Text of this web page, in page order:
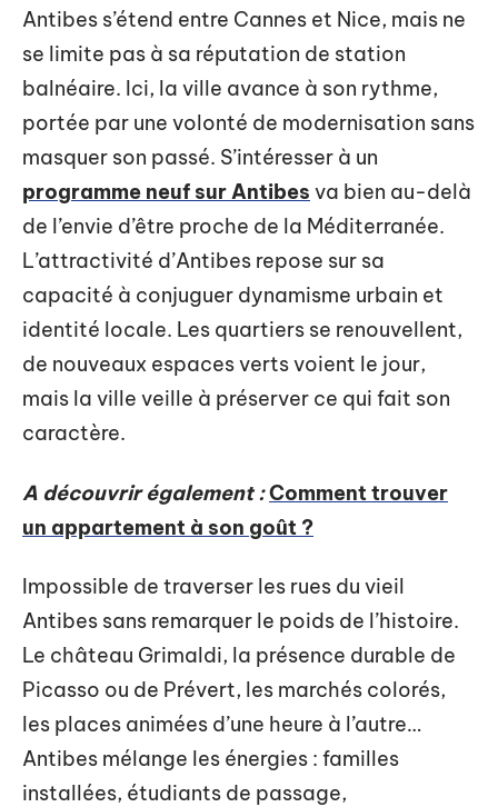
Antibes s’étend entre Cannes et Nice, mais ne
se limite pas à sa réputation de station
balnéaire. Ici, la ville avance à son rythme,
portée par une volonté de modernisation sans
masquer son passé. S’intéresser à un
programme neuf sur Antibes va bien au-delà
de l’envie d’être proche de la Méditerranée.
L’attractivité d’Antibes repose sur sa
capacité à conjuguer dynamisme urbain et
identité locale. Les quartiers se renouvellent,
de nouveaux espaces verts voient le jour,
mais la ville veille à préserver ce qui fait son
caractère.
A découvrir également :Comment trouver
un appartement à son goût ?
Impossible de traverser les rues du vieil
Antibes sans remarquer le poids de l’histoire.
Le château Grimaldi, la présence durable de
Picasso ou de Prévert, les marchés colorés,
les places animées d’une heure à l’autre…
Antibes mélange les énergies : familles
installées, étudiants de passage,